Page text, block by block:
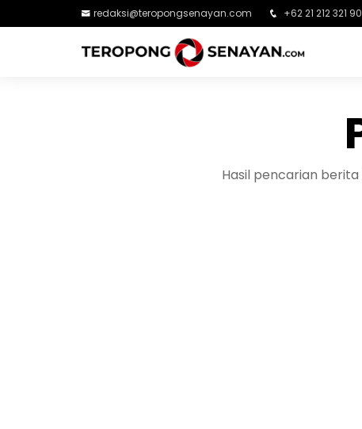
redaksi@teropongsenayan.com +62 21 212 321 90
Hasil pencarian